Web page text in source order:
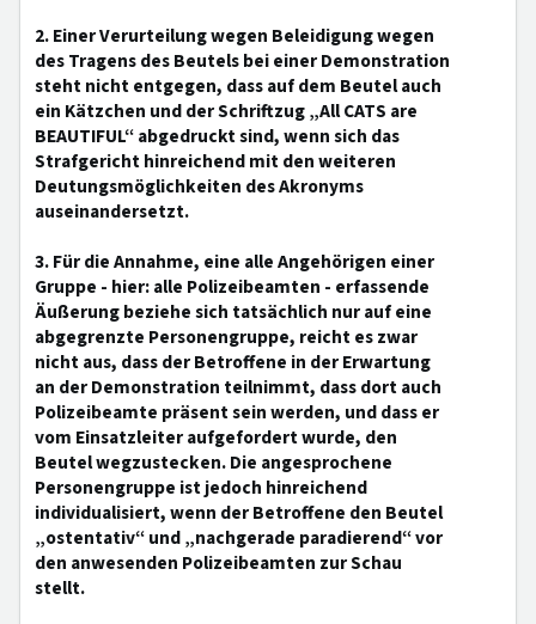
2. Einer Verurteilung wegen Beleidigung wegen
des Tragens des Beutels bei einer Demonstration
steht nicht entgegen, dass auf dem Beutel auch
ein Kätzchen und der Schriftzug „All CATS are
BEAUTIFUL“ abgedruckt sind, wenn sich das
Strafgericht hinreichend mit den weiteren
Deutungsmöglichkeiten des Akronyms
auseinandersetzt.
3. Für die Annahme, eine alle Angehörigen einer
Gruppe - hier: alle Polizeibeamten - erfassende
Äußerung beziehe sich tatsächlich nur auf eine
abgegrenzte Personengruppe, reicht es zwar
nicht aus, dass der Betroffene in der Erwartung
an der Demonstration teilnimmt, dass dort auch
Polizeibeamte präsent sein werden, und dass er
vom Einsatzleiter aufgefordert wurde, den
Beutel wegzustecken. Die angesprochene
Personengruppe ist jedoch hinreichend
individualisiert, wenn der Betroffene den Beutel
„ostentativ“ und „nachgerade paradierend“ vor
den anwesenden Polizeibeamten zur Schau
stellt.